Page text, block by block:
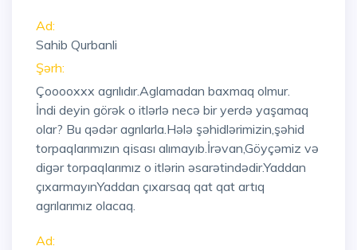
Ad:
Sahib Qurbanli
Şərh:
Çooooxxx agrılıdır.Aglamadan baxmaq olmur.
İndi deyin görək o itlərlə necə bir yerdə yaşamaq
olar? Bu qədər agrılarla.Hələ şəhidlərimizin,şəhid
torpaqlarımızın qisası alımayıb.İrəvan,Göyçəmiz və
digər torpaqlarımız o itlərin əsarətindədir.Yaddan
çıxarmayınYaddan çıxarsaq qat qat artıq
agrılarımız olacaq.
Ad: